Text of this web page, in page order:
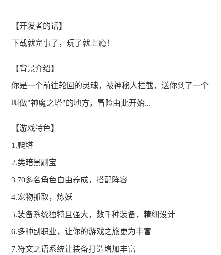
【开发者的话】
下载就完事了，玩了就上瘾！
【背景介绍】
你是一个前往轮回的灵魂，被神秘人拦截，送你到了一个
叫做"神魔之塔"的地方，冒险由此开始...
【游戏特色】
1.爬塔
2.类暗黑刷宝
3.70多名角色自由养成，搭配阵容
4.宠物抓取，炼妖
5.装备系统独特且强大，数千种装备，精细设计
6.多种副职业，让你的游戏之旅更为丰富
7.符文之语系统让装备打造增加丰富